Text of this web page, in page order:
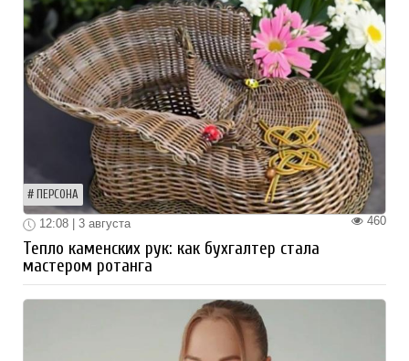
ПЕРСОНА
460
12:08 | 3 августа
Тепло каменских рук: как бухгалтер стала
мастером ротанга